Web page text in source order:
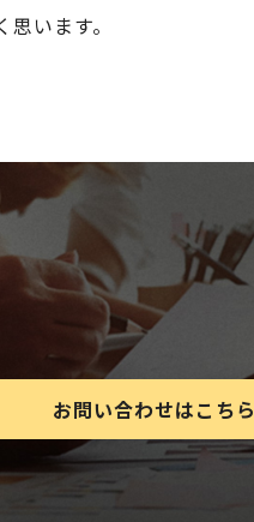
います。
お問い合わせはこちら